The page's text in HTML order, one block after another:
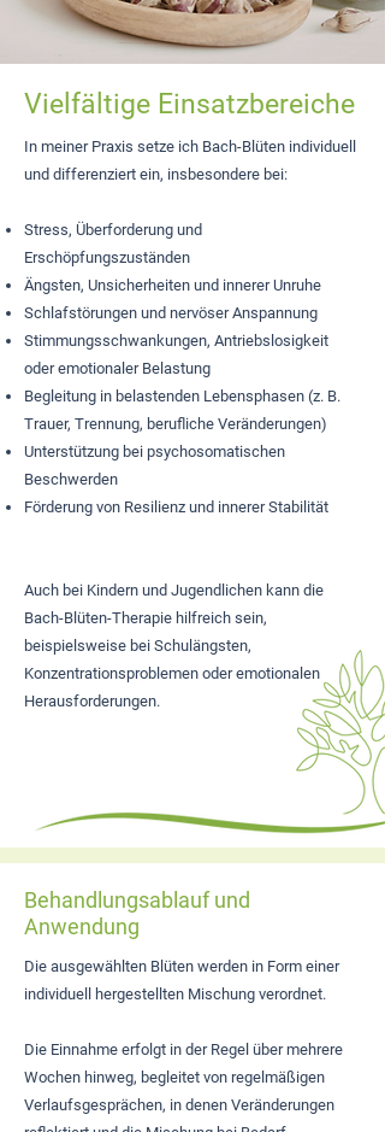
Vielfältige Einsatzbereiche
In meiner Praxis setze ich Bach-Blüten individuell
und differenziert ein, insbesondere bei:
Stress, Überforderung und
Erschöpfungszuständen
Ängsten, Unsicherheiten und innerer Unruhe
Schlafstörungen und nervöser Anspannung
Stimmungsschwankungen, Antriebslosigkeit
oder emotionaler Belastung
Begleitung in belastenden Lebensphasen (z. B.
Trauer, Trennung, berufliche Veränderungen)
Unterstützung bei psychosomatischen
Beschwerden
Förderung von Resilienz und innerer Stabilität
Auch bei Kindern und Jugendlichen kann die
Bach-Blüten-Therapie hilfreich sein,
beispielsweise bei Schulängsten,
Konzentrationsproblemen oder emotionalen
Herausforderungen.
Behandlungsablauf und
Anwendung
Die ausgewählten Blüten werden in Form einer
individuell hergestellten Mischung verordnet.
Die Einnahme erfolgt in der Regel über mehrere
Wochen hinweg, begleitet von regelmäßigen
Verlaufsgesprächen, in denen Veränderungen